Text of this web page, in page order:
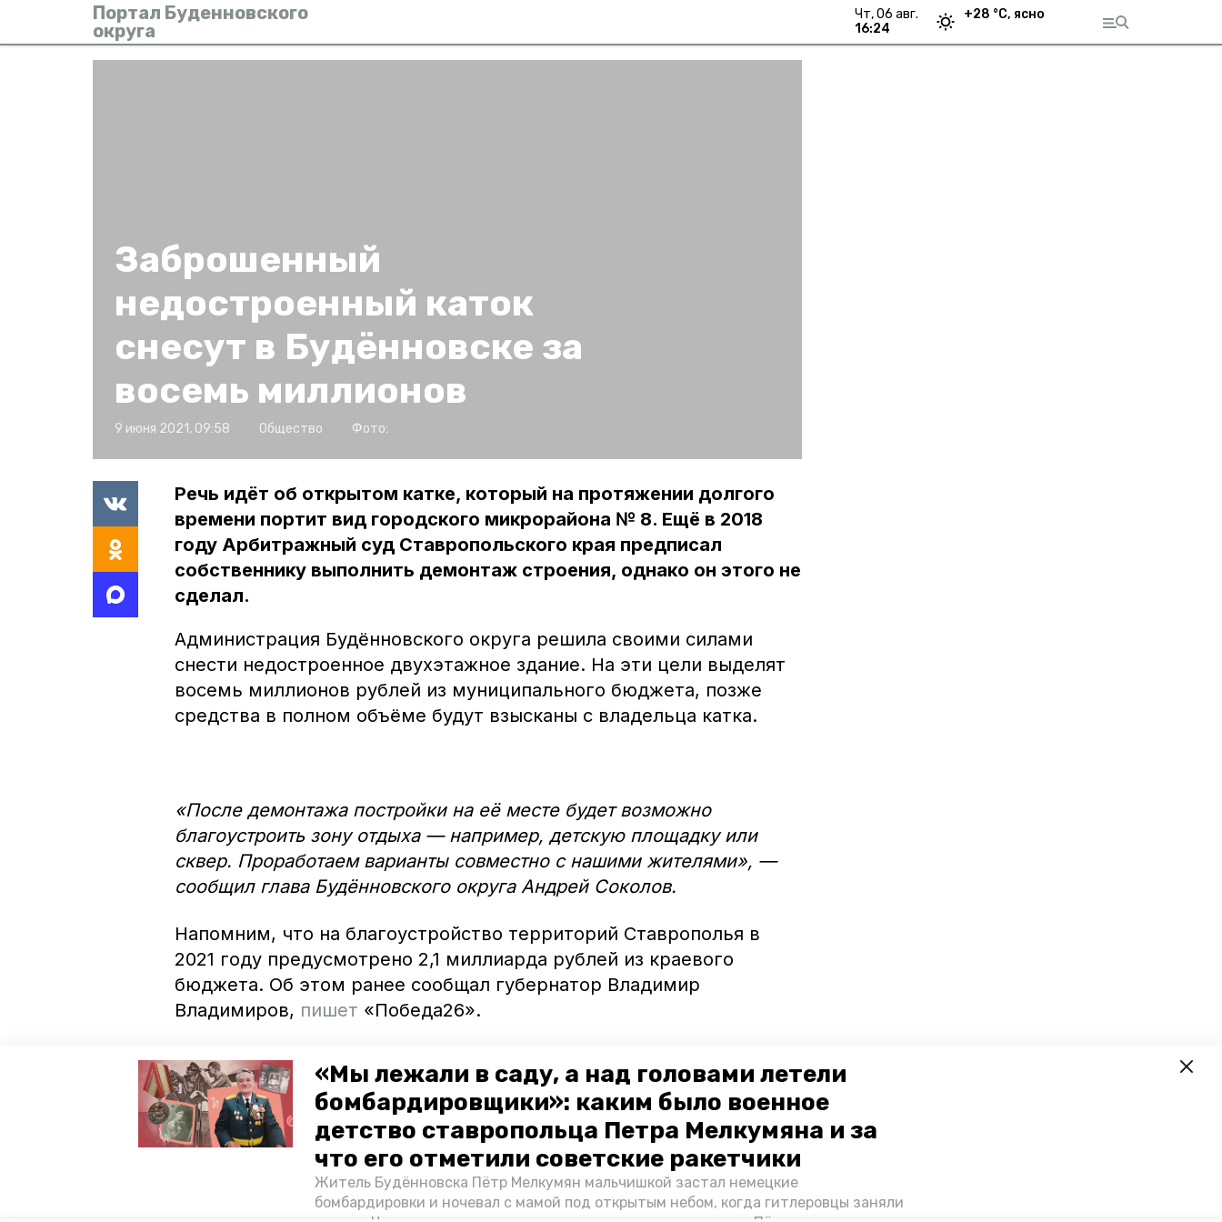
«Мы лежали в саду, а над головами летели
бомбардировщики»: каким было военное
детство ставропольца Петра Мелкумяна и за
что его отметили советские ракетчики
Житель Будённовска Пётр Мелкумян мальчишкой застал немецкие
бомбардировки и ночевал с мамой под открытым небом, когда гитлеровцы заняли
Портал Буденновского
округа
чт, 06 авг.
16:24
+28 °С, ясно
Заброшенный
недостроенный каток
снесут в Будённовске за
восемь миллионов
9 июня 2021, 09:58 Общество Фото:
Речь идёт об открытом катке, который на протяжении долгого
времени портит вид городского микрорайона № 8. Ещё в 2018
году Арбитражный суд Ставропольского края предписал
собственнику выполнить демонтаж строения, однако он этого не
сделал.
Администрация Будённовского округа решила своими силами
снести недостроенное двухэтажное здание. На эти цели выделят
восемь миллионов рублей из муниципального бюджета, позже
средства в полном объёме будут взысканы с владельца катка.
«После демонтажа постройки на её месте будет возможно
благоустроить зону отдыха — например, детскую площадку или
сквер. Проработаем варианты совместно с нашими жителями», —
сообщил глава Будённовского округа Андрей Соколов.
Напомним, что на благоустройство территорий Ставрополья в
2021 году предусмотрено 2,1 миллиарда рублей из краевого
бюджета. Об этом ранее сообщал губернатор Владимир
Владимиров, пишет «Победа26».
Фото: andrei.sokolov2626